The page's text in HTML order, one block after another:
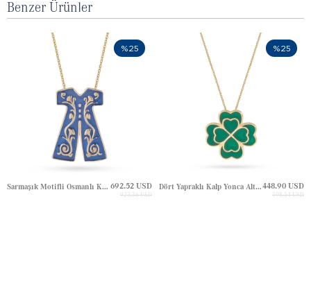
Benzer Ürünler
Sarmaşık Motifli Osmanlı Kaftan Altın Kolye 692.52 USD
923.36 USD
%25
Dört Yapraklı Kalp Yonca Altın Kolye448.90 USD
598.54 USD
%25